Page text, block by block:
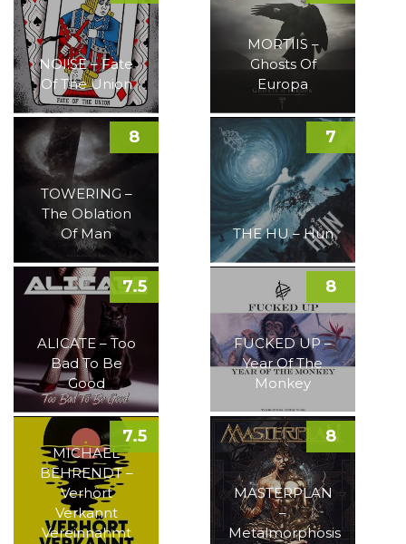
NOI!SE – Fate
Of The Union
MORTIIS –
Ghosts Of
Europa
TOWERING –
The Oblation
Of Man
8
THE HU – Hun
7
ALICATE – Too
Bad To Be
Good
7.5
FUCKED UP –
Year Of The
Monkey
8
MICHAEL
BEHRENDT –
Verhört
Verkannt
Vereinnahmt
7.5
MASTERPLAN
–
Metalmorphosis
8